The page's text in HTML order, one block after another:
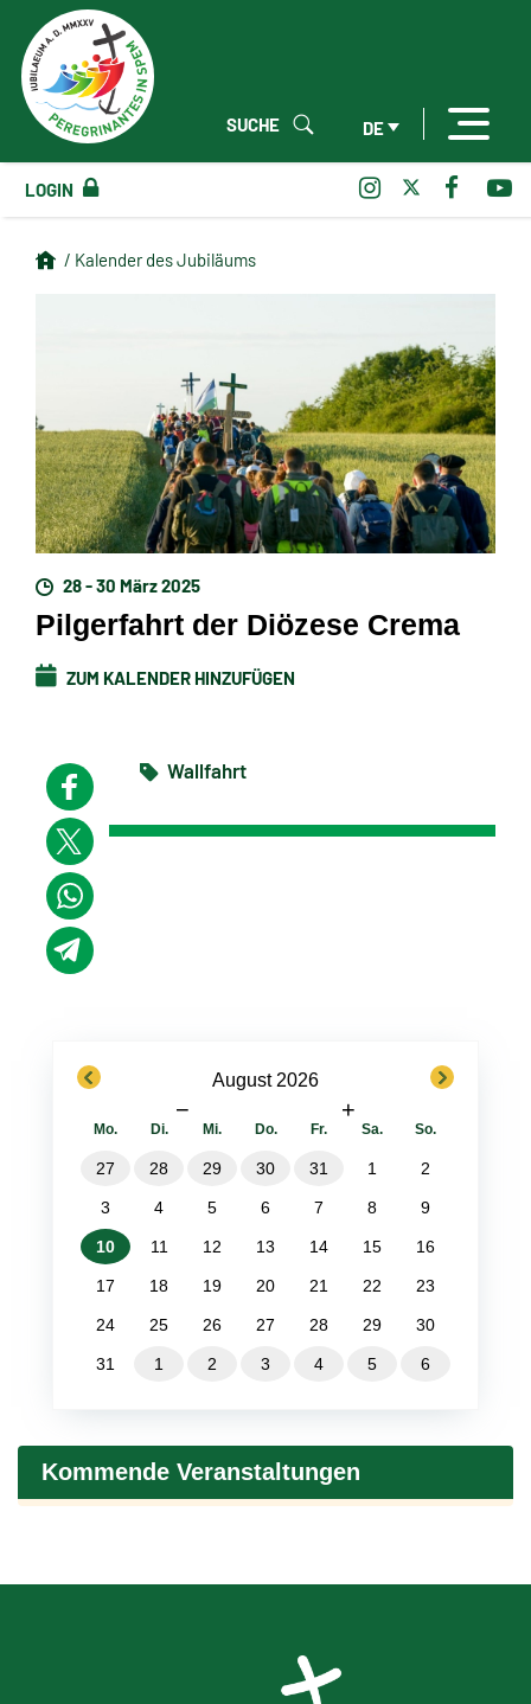
DE
SUCHE
LOGIN
/ Kalender des Jubiläums
28 - 30 März 2025
Pilgerfahrt der Diözese Crema
ZUM KALENDER HINZUFÜGEN
Wallfahrt
previous August 2026
− +
next
Mo. Di. Mi. Do. Fr. Sa. So.
27 28 29 30 31 1 2
3 4 5 6 7 8 9
10 11 12 13 14 15 16
17 18 19 20 21 22 23
24 25 26 27 28 29 30
31 1 2 3 4 5 6
Kommende Veranstaltungen